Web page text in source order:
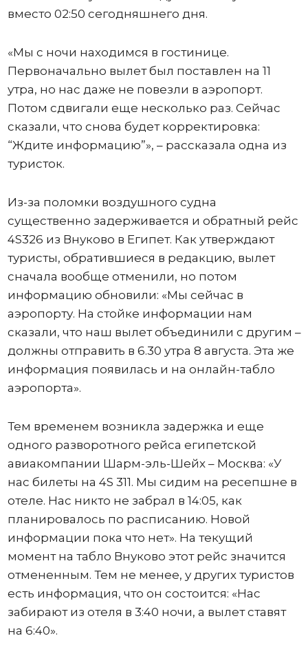
вместо 02:50 сегодняшнего дня.
«Мы с ночи находимся в гостинице.
Первоначально вылет был поставлен на 11
утра, но нас даже не повезли в аэропорт.
Потом сдвигали еще несколько раз. Сейчас
сказали, что снова будет корректировка:
“Ждите информацию”», – рассказала одна из
туристок.
Из-за поломки воздушного судна
существенно задерживается и обратный рейс
4S326 из Внуково в Египет. Как утверждают
туристы, обратившиеся в редакцию, вылет
сначала вообще отменили, но потом
информацию обновили: «Мы сейчас в
аэропорту. На стойке информации нам
сказали, что наш вылет объединили с другим –
должны отправить в 6.30 утра 8 августа. Эта же
информация появилась и на онлайн-табло
аэропорта».
Тем временем возникла задержка и еще
одного разворотного рейса египетской
авиакомпании Шарм-эль-Шейх – Москва: «У
нас билеты на 4S 311. Мы сидим на ресепшне в
отеле. Нас никто не забрал в 14:05, как
планировалось по расписанию. Новой
информации пока что нет». На текущий
момент на табло Внуково этот рейс значится
отмененным. Тем не менее, у других туристов
есть информация, что он состоится: «Нас
забирают из отеля в 3:40 ночи, а вылет ставят
на 6:40».